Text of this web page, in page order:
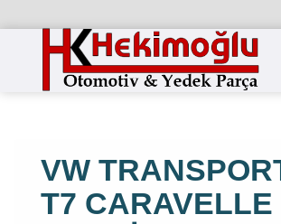
VW
T7 CARAVELLE